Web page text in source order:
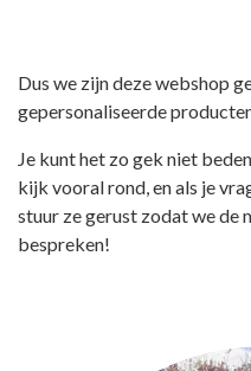
Dus we zijn deze webshop
gepersonaliseerde
Je kunt het zo gek niet
kijk vooral rond, en als je
stuur ze gerust zodat we de
bespreken!